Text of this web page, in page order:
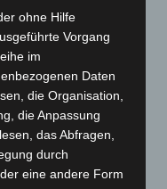
ohne Hilfe
Vorgang
im
Daten
die Organisation,
die Anpassung
das Abfragen,
durch
eine andere Form